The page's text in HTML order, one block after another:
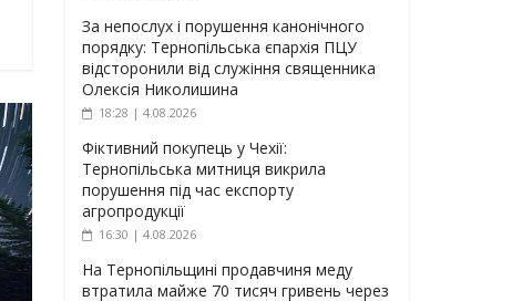
За непослух і порушення канонічного
порядку: Тернопільська єпархія ПЦУ
відсторонили від служіння священника
Олексія Николишина
18:28 | 4.08.2026
Фіктивний покупець у Чехії:
Тернопільська митниця викрила
порушення під час експорту
агропродукції
16:30 | 4.08.2026
На Тернопільщині продавчиня меду
втратила майже 70 тисяч гривень через